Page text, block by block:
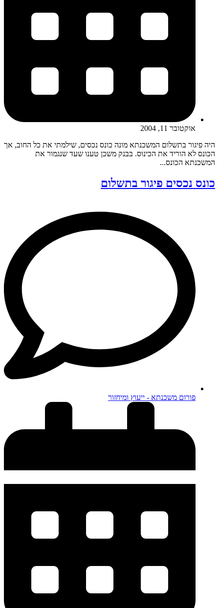
אוקטובר 11, 2004
היה פיגור בתשלום המשכנתא מונה כונס נכסים, שילמתי את כל החוב, אך
הכונס לא הוריד את הכינוס. בבנק משכן טענו שעד שנגמור את
המשכנתא הכונס...
כונס נכסים פיגור בתשלום
פורום משכנתא - ייעוץ ומיחזור